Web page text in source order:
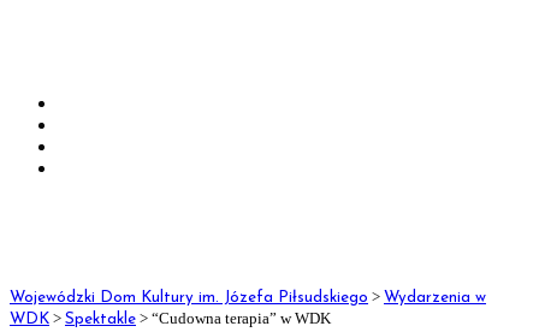
Klauzula informacyjna
Wojewódzki Dom Kultury im. Józefa Piłsudskiego > Wydarzenia w
WDK > Spektakle > “Cudowna terapia” w WDK